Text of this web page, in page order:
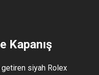
Kapanış
getiren siyah Rolex